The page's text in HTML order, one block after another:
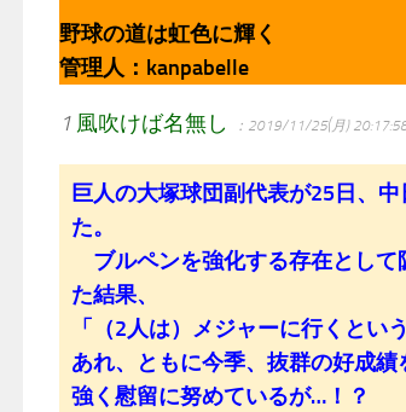
野球の道は虹色に輝く
管理人：kanpabelle
1 風吹けば名無し ：2019/11/25(月)
巨人の大塚球団副代表が25日、
た。
ブルペンを強化する存在として
た結果、
「（2人は）メジャーに行くと
あれ、ともに今季、抜群の好成
強く慰留に努めているが…！？